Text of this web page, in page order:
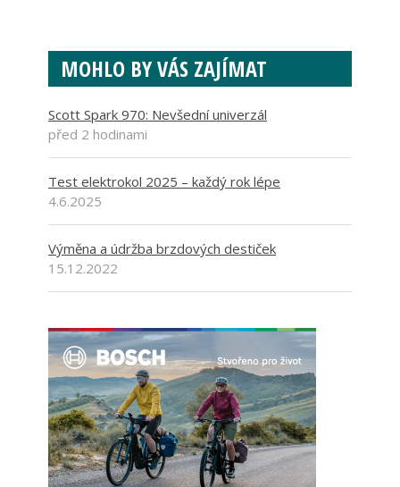
MOHLO BY VÁS ZAJÍMAT
Scott Spark 970: Nevšední univerzál
před 2 hodinami
Test elektrokol 2025 – každý rok lépe
4.6.2025
Výměna a údržba brzdových destiček
15.12.2022